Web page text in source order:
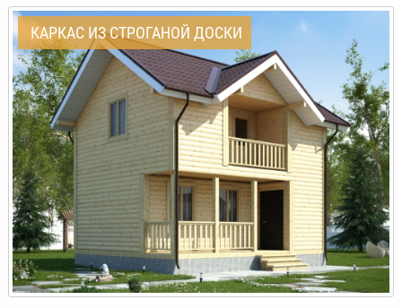
КАРКАС ИЗ СТРОГАНОЙ ДОСКИ